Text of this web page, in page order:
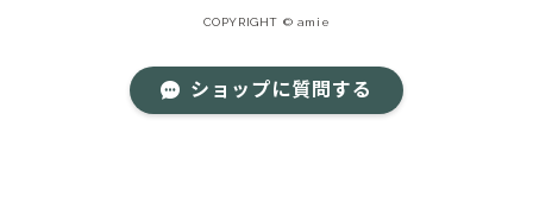
COPYRIGHT © amie
ショップに質問する